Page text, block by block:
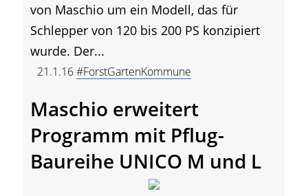
von Maschio um ein Modell, das für
Schlepper von 120 bis 200 PS konzipiert
wurde. Der...
21.1.16#ForstGartenKommune
Maschio erweitert
Programm mit Pflug-
Baureihe UNICO M und L